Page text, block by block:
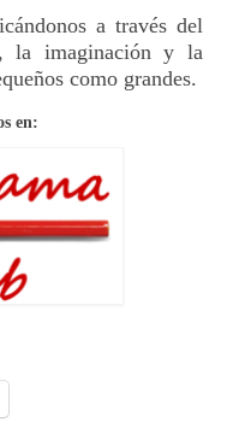
a través del
la imaginación y la
como grandes.
en: